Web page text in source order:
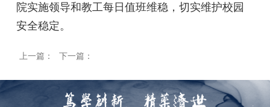
院实施领导和教工每日值班维稳，切实维护校园
安全稳定。
上一篇： 下一篇：